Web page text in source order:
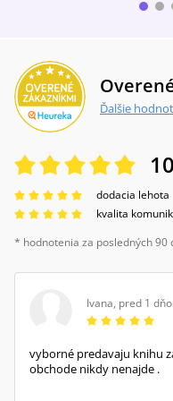
Ďalšie
dodacia lehota
kvalita
* hodnotenia za posledných 90
Ivana, pred 1
vyborné predavaju knihu
obchode nikdy nenajde .